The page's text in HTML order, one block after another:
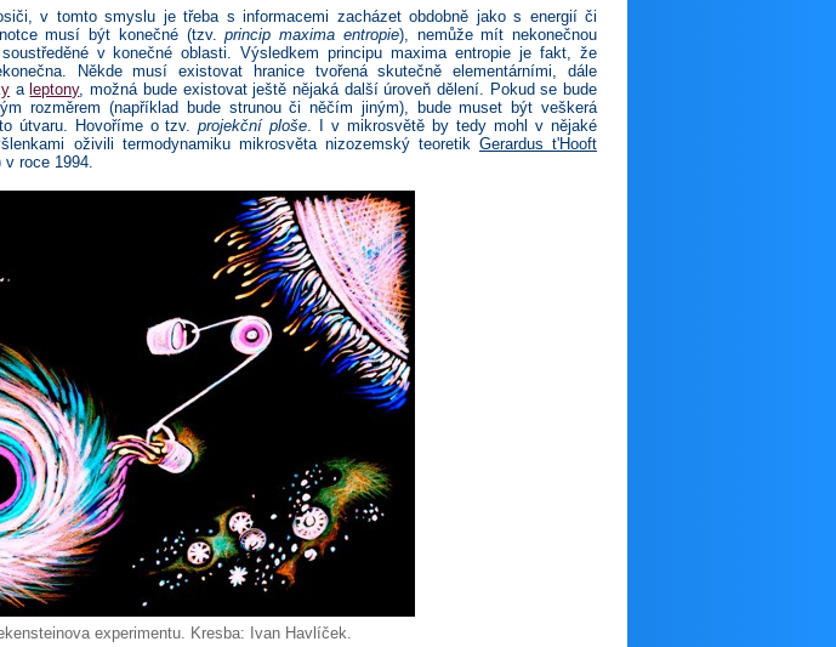
v tomto smyslu je třeba s informacemi zacházet obdobně jako s energií či
musí být konečné (tzv.princip maxima entropie), nemůže mít nekonečnou
v konečné oblasti. Výsledkem principu maxima entropie je fakt, že
Někde musí existovat hranice tvořená skutečně elementárními, dále
a leptony, možná bude existovat ještě nějaká další úroveň dělení. Pokud se bude
rozměrem (například bude strunou či něčím jiným), bude muset být veškerá
útvaru. Hovoříme o tzv.projekční ploše. I v mikrosvětě by tedy mohl v nějaké
oživili termodynamiku mikrosvěta nizozemský teoretik Gerardus t'Hooft
v roce 1994.
experimentu. Kresba: Ivan Havlíček.